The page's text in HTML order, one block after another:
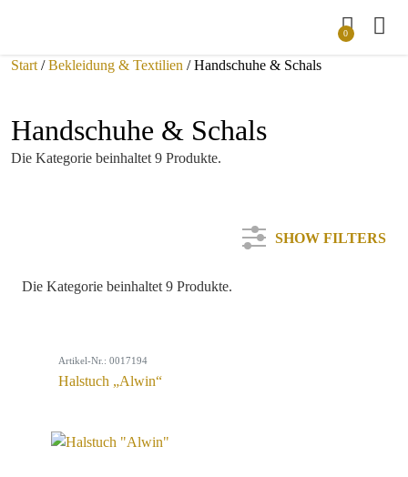
0
Start /Bekleidung & Textilien / Handschuhe & Schals
Handschuhe & Schals
Die Kategorie beinhaltet 9 Produkte.
SHOW FILTERS
Farbe
Die Kategorie beinhaltet 9 Produkte.
Artikel-Nr.: 0017194
Halstuch „Alwin“